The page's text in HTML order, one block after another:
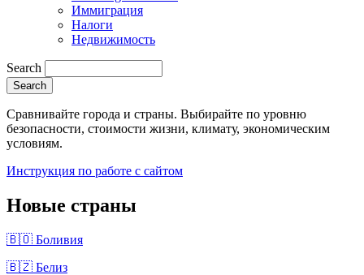
Иммиграция
Налоги
Недвижимость
Search
Сравнивайте города и страны. Выбирайте по уровню
безопасности, стоимости жизни, климату, экономическим
условиям.
Инструкция по работе с сайтом
Новые страны
🇧🇴 Боливия
🇧🇿 Белиз